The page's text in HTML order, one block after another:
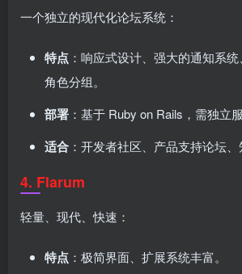
一个独立的现代化论坛系统：
特点 ：响应式设计、强大的通知系
角色分组。
部署 ：基于 Ruby on Rails，需独立
适合 ：开发者社区、产品支持论坛、
4. Flarum
轻量、现代、快速：
特点 ：极简界面、扩展系统丰富。